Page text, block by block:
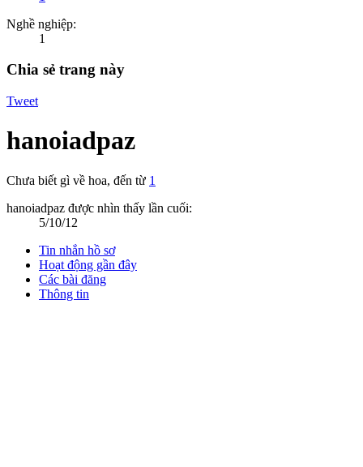
Nghề nghiệp:
1
Chia sẻ trang này
Tweet
hanoiadpaz
Chưa biết gì về hoa, đến từ 1
hanoiadpaz được nhìn thấy lần cuối:
5/10/12
Tin nhắn hồ sơ
Hoạt động gần đây
Các bài đăng
Thông tin